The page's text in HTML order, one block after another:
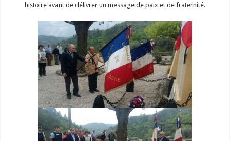
histoire avant de délivrer un message de paix et de fraternité.